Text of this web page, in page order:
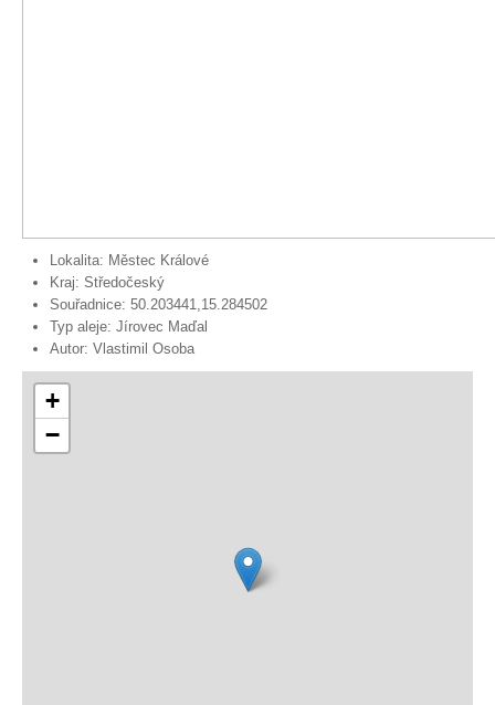
Lokalita: Městec Králové
Kraj: Středočeský
Souřadnice: 50.203441,15.284502
Typ aleje: Jírovec Maďal
Autor: Vlastimil Osoba
+
−